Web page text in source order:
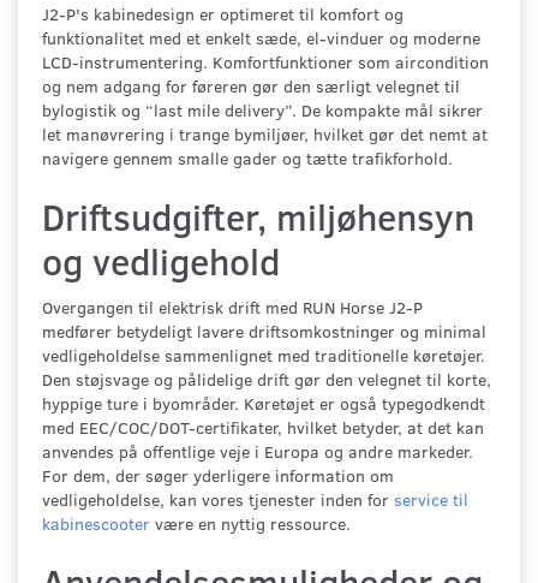
J2-P's kabinedesign er optimeret til komfort og
funktionalitet med et enkelt sæde, el-vinduer og moderne
LCD-instrumentering. Komfortfunktioner som aircondition
og nem adgang for føreren gør den særligt velegnet til
bylogistik og “last mile delivery”. De kompakte mål sikrer
let manøvrering i trange bymiljøer, hvilket gør det nemt at
navigere gennem smalle gader og tætte trafikforhold.
Driftsudgifter, miljøhensyn
og vedligehold
Overgangen til elektrisk drift med RUN Horse J2-P
medfører betydeligt lavere driftsomkostninger og minimal
vedligeholdelse sammenlignet med traditionelle køretøjer.
Den støjsvage og pålidelige drift gør den velegnet til korte,
hyppige ture i byområder. Køretøjet er også typegodkendt
med EEC/COC/DOT-certifikater, hvilket betyder, at det kan
anvendes på offentlige veje i Europa og andre markeder.
For dem, der søger yderligere information om
vedligeholdelse, kan vores tjenester inden for service til
kabinescooter være en nyttig ressource.